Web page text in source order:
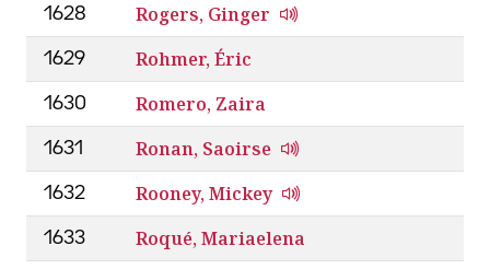
1628 Rogers, Ginger
1629 Rohmer, Éric
1630 Romero, Zaira
1631 Ronan, Saoirse
1632 Rooney, Mickey
1633 Roqué, Mariaelena